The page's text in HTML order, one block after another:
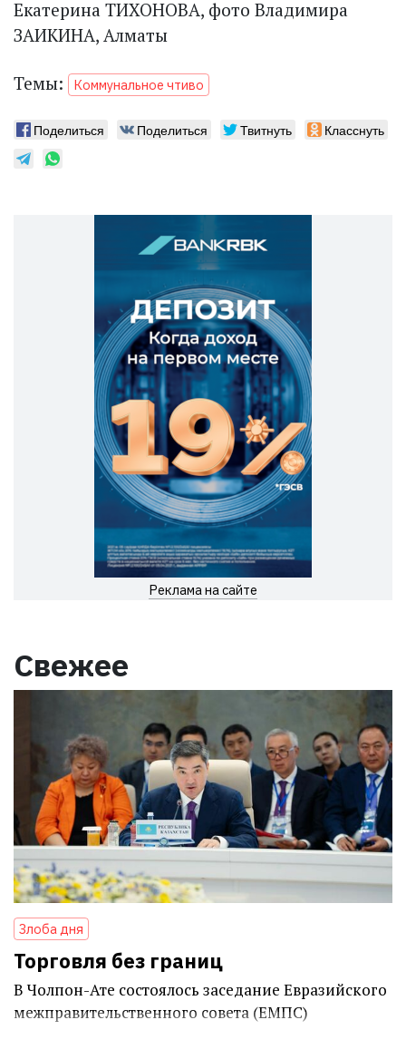
Екатерина ТИХОНОВА, фото Владимира
ЗАИКИНА, Алматы
Темы: Коммунальное чтиво
Поделиться Поделиться Твитнуть Класснуть
Реклама на сайте
Свежее
Злоба дня
Торговля без границ
В Чолпон-Ате состоялось заседание Евразийского
межправительственного совета (ЕМПС)